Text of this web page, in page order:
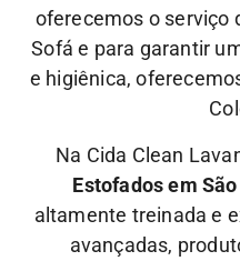
oferecemos o serviço
Sofá e para garantir
e higiênica,
Na Cida Clean
Estofados em
altamente treinada e
avançadas,